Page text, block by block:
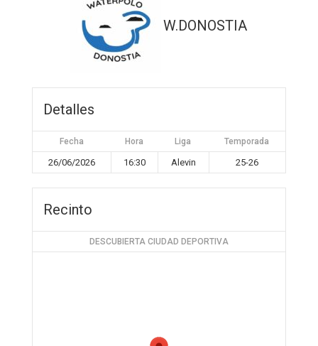
W.DONOSTIA
Detalles
Fecha Hora Liga Temporada
26/06/2026 16:30 Alevin 25-26
Recinto
DESCUBIERTA CIUDAD DEPORTIVA